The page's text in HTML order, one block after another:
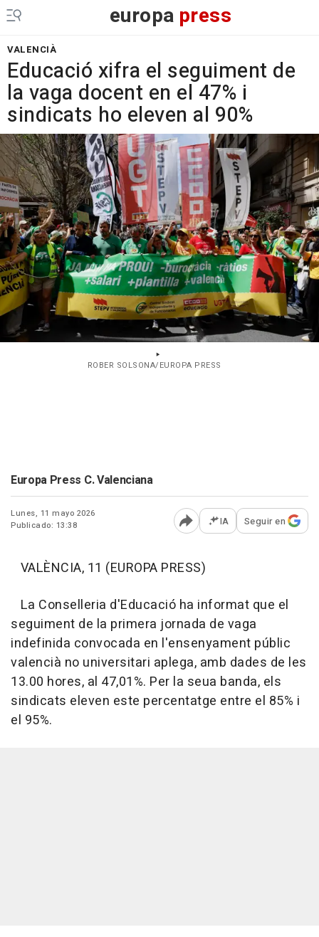
europa press
VALENCIÀ
Educació xifra el seguiment de
la vaga docent en el 47% i
sindicats ho eleven al 90%
ROBER SOLSONA/EUROPA PRESS
Europa Press C. Valenciana
Lunes, 11 mayo 2026
Publicado: 13:38
Abrir opciones para
IA Seguir en
VALÈNCIA, 11 (EUROPA PRESS)
La Conselleria d'Educació ha informat que el
seguiment de la primera jornada de vaga
indefinida convocada en l'ensenyament públic
valencià no universitari aplega, amb dades de les
13.00 hores, al 47,01%. Per la seua banda, els
sindicats eleven este percentatge entre el 85% i
el 95%.